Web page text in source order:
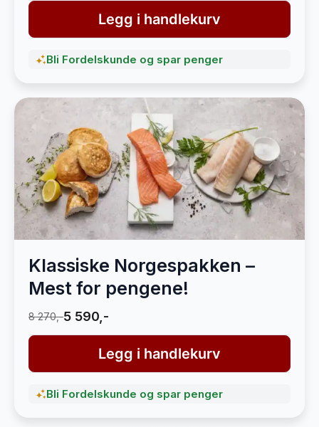
Legg i handlekurv
Bli Fordelskunde og spar penger
Klassiske Norgespakken –
Mest for pengene!
8 270,-5 590,-
Legg i handlekurv
Bli Fordelskunde og spar penger